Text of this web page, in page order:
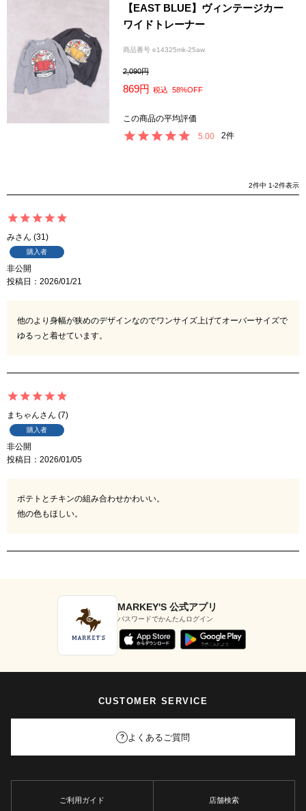
【EAST BLUE】ヴィンテージカー
ワイドトレーナー
商品番号 e14325mk-25aw
2,090
869 税込 58%OFF
5.00 2
2件中 1-2件表示
み 31
購入者
非公開
投稿日
2026/01/21
他のより身幅が狭めのデザインなのでワンサイズ上げてオーバーサイズで
ゆるっと着せています。
まちゃん 7
購入者
非公開
投稿日
2026/01/05
ポテトとチキンの組み合わせかわいい。
MARKEY'S 公式アプリ
パスワードでかんたんログイン
CUSTOMER SERVICE
? よくあるご質問
ご利用ガイド 店舗検索